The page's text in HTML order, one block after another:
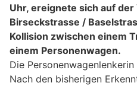
Uhr, ereignete sich auf
Birseckstrasse /
Kollision zwischen einem
einem Personenwagen.
Die
Nach den bisherigen